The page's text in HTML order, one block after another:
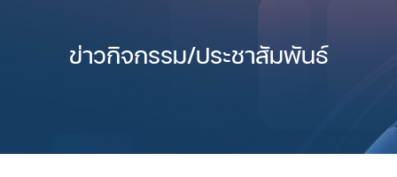
ข่าวกิจกรรม/ประชาสัมพันธ์